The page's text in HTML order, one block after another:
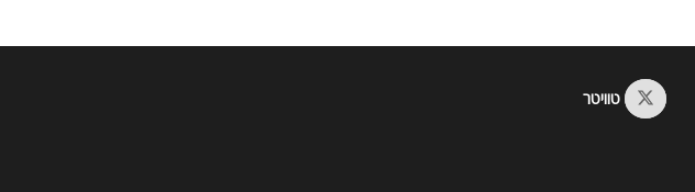
טוויטר